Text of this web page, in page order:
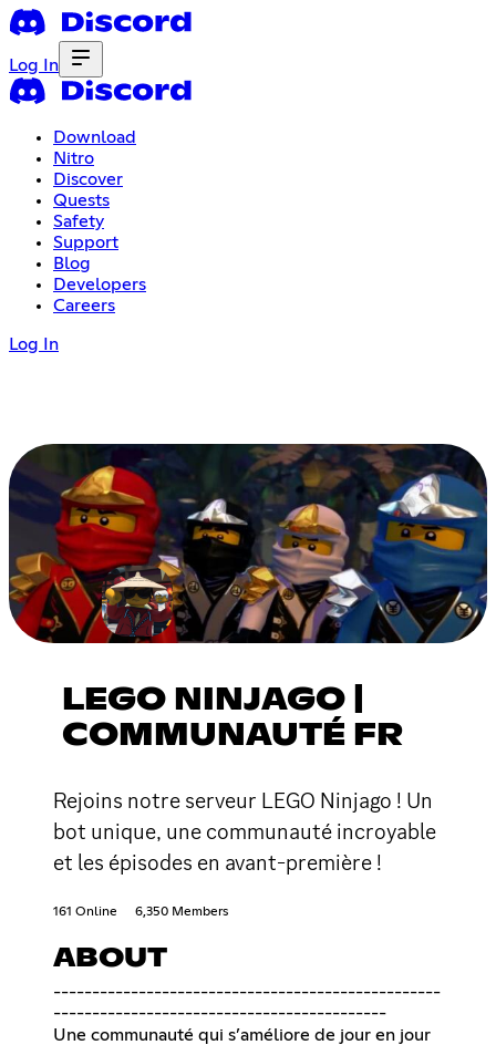
Log In
Download
Nitro
Discover
Quests
Safety
Support
Blog
Developers
Careers
Log In
LEGO NINJAGO |
COMMUNAUTÉ FR
Rejoins notre serveur LEGO Ninjago ! Un
bot unique, une communauté incroyable
et les épisodes en avant-première !
161 Online 6,350 Members
ABOUT
--------------------------------------------------
-------------------------------------------
Une communauté qui s’améliore de jour en jour